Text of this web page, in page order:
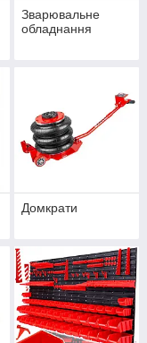
Зварювальне
обладнання
Домкрати